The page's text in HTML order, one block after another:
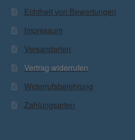
Echtheit von Bewertungen
Impressum
Versandarten
Vertrag widerrufen
Widerrufsbelehrung
Zahlungsarten